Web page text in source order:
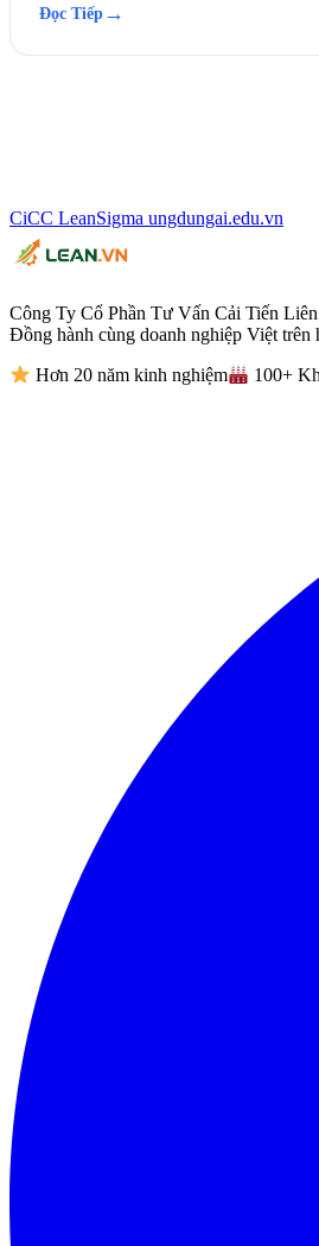
Đọc Tiếp →
CiCC LeanSigma ungdungai.edu.vn
Công Ty Cổ Phần Tư Vấn Cải Tiến
Đồng hành cùng doanh nghiệp Việt trên
Hơn 20 năm kinh nghiệm 100+